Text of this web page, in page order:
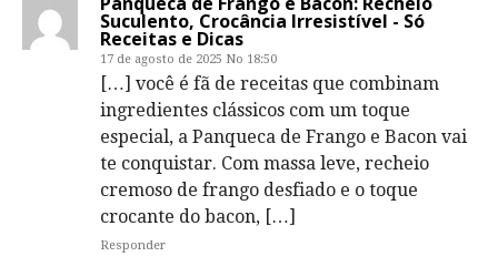
Suculento, Crocância Irresistível - Só
Receitas e Dicas
17 de agosto de 2025 No 18:50
[…] você é fã de receitas que combinam
ingredientes clássicos com um toque
especial, a Panqueca de Frango e Bacon vai
te conquistar. Com massa leve, recheio
cremoso de frango desfiado e o toque
crocante do bacon, […]
Responder